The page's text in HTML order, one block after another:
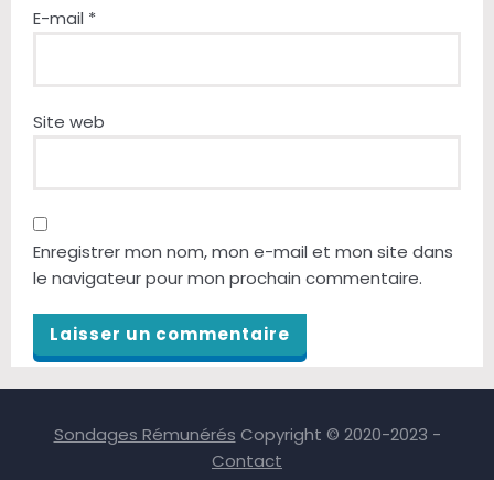
E-mail *
Site web
Enregistrer mon nom, mon e-mail et mon site dans
le navigateur pour mon prochain commentaire.
Sondages Rémunérés Copyright © 2020-2023 -
Contact